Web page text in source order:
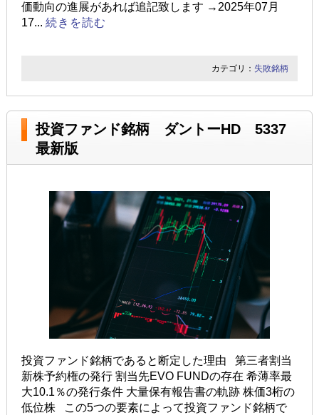
価動向の進展があれば追記致します →2025年07月
17... 続きを読む
カテゴリ： 失敗銘柄
投資ファンド銘柄 ダントーHD 5337
最新版
投資ファンド銘柄であると断定した理由 第三者割当
新株予約権の発行 割当先EVO FUNDの存在 希薄率最
大10.1％の発行条件 大量保有報告書の軌跡 株価3桁の
低位株 この5つの要素によって投資ファンド銘柄で